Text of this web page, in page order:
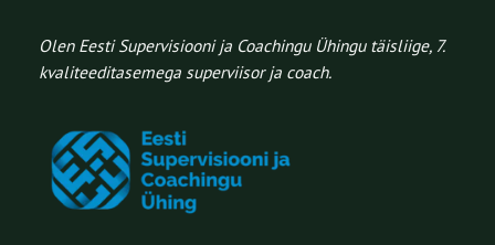
Olen Eesti Supervisiooni ja Coachingu Ühingu täisliige, 7.
kvaliteeditasemega superviisor ja coach.